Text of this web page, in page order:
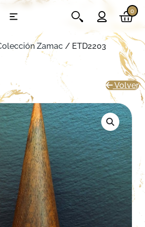
0
Zamac / ETD2203
Volver